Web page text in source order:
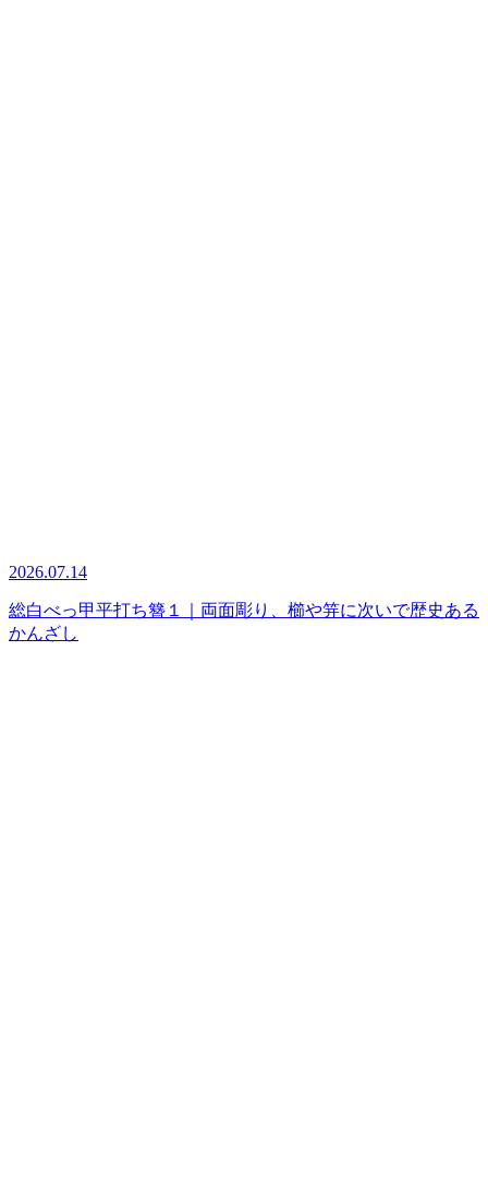
2026.07.14
総白べっ甲平打ち簪１｜両面彫り、櫛や笄に次いで歴史ある
かんざし